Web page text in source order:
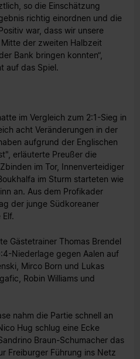
so die Einschätzung
richtig einordnen und die
war, dass wir unsere
der zweiten Halbzeit
Bank bringen konnten“,
auf das Spiel.
im Vergleich zum 2:1-Sieg in
acht Veränderungen in der
aufgrund der Englischen
erläuterte Preußer die
im Tor, Innenverteidiger
im Sturm starteten wie
an. Aus dem Profikader
der junge Südkoreaner
Gästetrainer Thomas Brendel
Niederlage gegen Aalen auf
Mirco Born und Lukas
Robin Williams und
nahm die Partie schnell an
Hug schlug eine Ecke
Braun-Schumacher das
Freiburger Führung ins Netz